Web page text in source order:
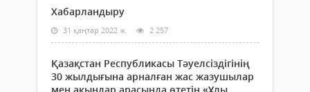
Хабарландыру
31 қаңтар 2022 ж. 2 257
Қазақстан Республикасы Тәуелсіздігінің
30 жылдығына арналған жас жазушылар